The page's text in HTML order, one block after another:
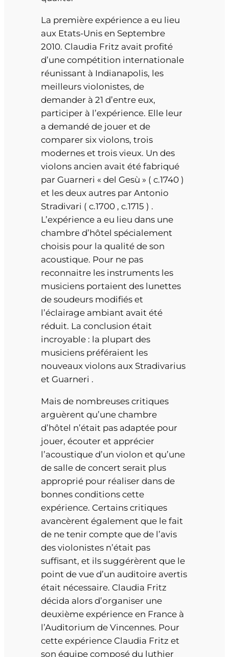
La première expérience a eu lieu
aux Etats-Unis en Septembre
2010. Claudia Fritz avait profité
d’une compétition internationale
réunissant à Indianapolis, les
meilleurs violonistes, de
demander à 21 d’entre eux,
participer à l’expérience. Elle leur
a demandé de jouer et de
comparer six violons, trois
modernes et trois vieux. Un des
violons ancien avait été fabriqué
par Guarneri « del Gesù » ( c.1740 )
et les deux autres par Antonio
Stradivari ( c.1700 , c.1715 ) .
L’expérience a eu lieu dans une
chambre d’hôtel spécialement
choisis pour la qualité de son
acoustique. Pour ne pas
reconnaitre les instruments les
musiciens portaient des lunettes
de soudeurs modifiés et
l’éclairage ambiant avait été
réduit. La conclusion était
incroyable : la plupart des
musiciens préféraient les
nouveaux violons aux Stradivarius
et Guarneri .
Mais de nombreuses critiques
arguèrent qu’une chambre
d’hôtel n’était pas adaptée pour
jouer, écouter et apprécier
l’acoustique d’un violon et qu’une
de salle de concert serait plus
approprié pour réaliser dans de
bonnes conditions cette
expérience. Certains critiques
avancèrent également que le fait
de ne tenir compte que de l’avis
des violonistes n’était pas
suffisant, et ils suggérèrent que le
point de vue d’un auditoire avertis
était nécessaire. Claudia Fritz
décida alors d’organiser une
deuxième expérience en France à
l’Auditorium de Vincennes. Pour
cette expérience Claudia Fritz et
son équipe composé du luthier